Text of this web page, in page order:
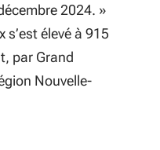
2024. »
élevé à 915
par Grand
Nouvelle-